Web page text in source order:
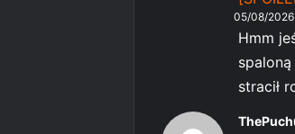
05/08/2026
Hmm
stracił